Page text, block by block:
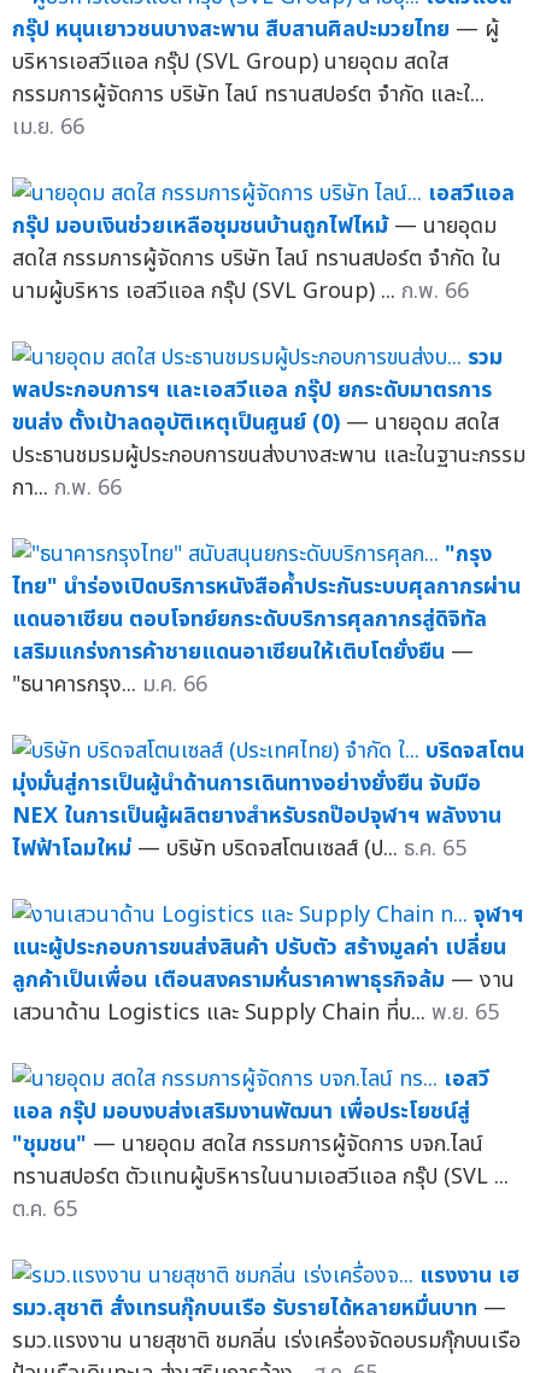
กรุ๊ป หนุนเยาวชนบางสะพาน สืบสานศิลปะมวยไทย — ผู้
บริหารเอสวีแอล กรุ๊ป (SVL Group) นายอุดม สดใส
กรรมการผู้จัดการ บริษัท ไลน์ ทรานสปอร์ต จำกัด และใ...
เม.ย. 66
เอสวีแอล
กรุ๊ป มอบเงินช่วยเหลือชุมชนบ้านถูกไฟไหม้ — นายอุดม
สดใส กรรมการผู้จัดการ บริษัท ไลน์ ทรานสปอร์ต จำกัด ใน
นามผู้บริหาร เอสวีแอล กรุ๊ป (SVL Group) ... ก.พ. 66
รวม
พลประกอบการฯ และเอสวีแอล กรุ๊ป ยกระดับมาตรการ
ขนส่ง ตั้งเป้าลดอุบัติเหตุเป็นศูนย์ (0) — นายอุดม สดใส
ประธานชมรมผู้ประกอบการขนส่งบางสะพาน และในฐานะกรรม
กา... ก.พ. 66
"กรุง
ไทย" นำร่องเปิดบริการหนังสือค้ำประกันระบบศุลกากรผ่าน
แดนอาเซียน ตอบโจทย์ยกระดับบริการศุลกากรสู่ดิจิทัล
เสริมแกร่งการค้าชายแดนอาเซียนให้เติบโตยั่งยืน —
"ธนาคารกรุง... ม.ค. 66
บริดจสโตน
มุ่งมั่นสู่การเป็นผู้นำด้านการเดินทางอย่างยั่งยืน จับมือ
NEX ในการเป็นผู้ผลิตยางสำหรับรถป๊อปจุฬาฯ พลังงาน
ไฟฟ้าโฉมใหม่ — บริษัท บริดจสโตนเซลส์ (ป... ธ.ค. 65
จุฬาฯ
แนะผู้ประกอบการขนส่งสินค้า ปรับตัว สร้างมูลค่า เปลี่ยน
ลูกค้าเป็นเพื่อน เตือนสงครามหั่นราคาพาธุรกิจล้ม — งาน
เสวนาด้าน Logistics และ Supply Chain ที่บ... พ.ย. 65
เอสวี
แอล กรุ๊ป มอบงบส่งเสริมงานพัฒนา เพื่อประโยชน์สู่
"ชุมชน" — นายอุดม สดใส กรรมการผู้จัดการ บจก.ไลน์
ทรานสปอร์ต ตัวแทนผู้บริหารในนามเอสวีแอล กรุ๊ป (SVL ...
ต.ค. 65
แรงงาน เฮ
รมว.สุชาติ สั่งเทรนกุ๊กบนเรือ รับรายได้หลายหมื่นบาท —
รมว.แรงงาน นายสุชาติ ชมกลิ่น เร่งเครื่องจัดอบรมกุ๊กบนเรือ